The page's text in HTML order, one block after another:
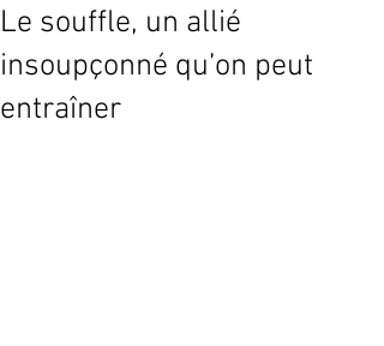
Le souffle, un allié
insoupçonné qu’on peut
entraîner